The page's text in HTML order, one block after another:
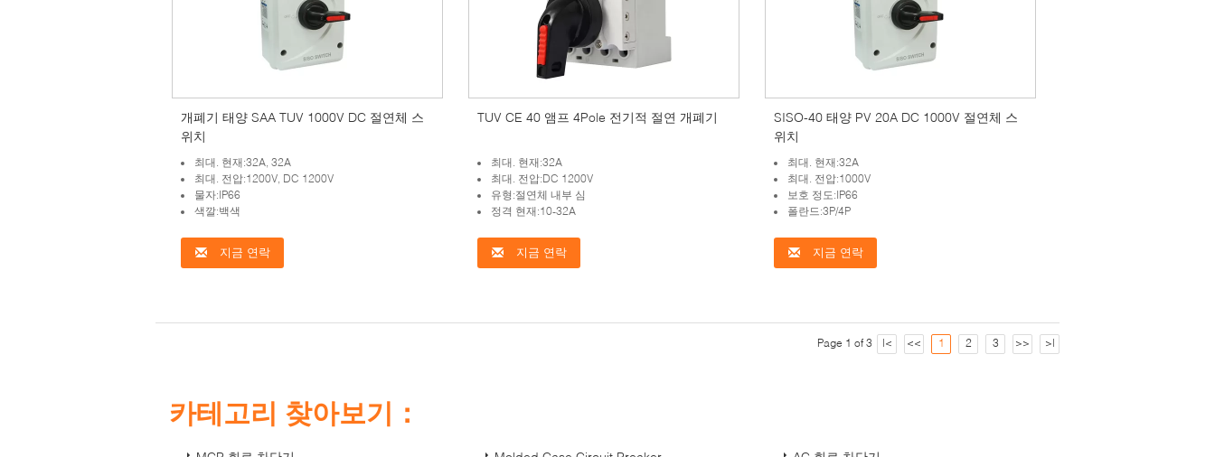
개폐기 태양 SAA TUV 1000V DC 절연체 스
위치
최대. 현재:32A, 32A
최대. 전압:1200V, DC 1200V
물자:IP66
색깔:백색
지금 연락
TUV CE 40 앰프 4Pole 전기적 절연 개폐기
최대. 현재:32A
최대. 전압:DC 1200V
유형:절연체 내부 심
정격 현재:10-32A
지금 연락
SISO-40 태양 PV 20A DC 1000V 절연체 스
위치
최대. 현재:32A
최대. 전압:1000V
보호 정도:IP66
폴란드:3P/4P
지금 연락
Page 1 of 3 |< << 1 2 3 >> >|
카테고리 찾아보기：